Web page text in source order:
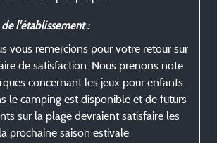
l'établissement :
vous remercions pour votre retour sur
de satisfaction. Nous prenons note
concernant les jeux pour enfants.
le camping est disponible et de futurs
sur la plage devraient satisfaire les
prochaine saison estivale.